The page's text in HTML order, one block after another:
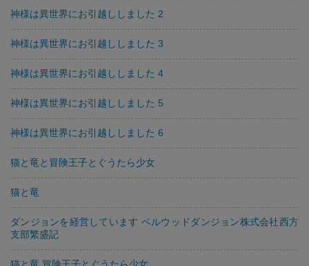
神様は異世界にお引越ししました 2
神様は異世界にお引越ししました 3
神様は異世界にお引越ししました 4
神様は異世界にお引越ししました 5
神様は異世界にお引越ししました 6
猫と竜と冒険王子とぐうたら少女
猫と竜
ダンジョンを経営しています ベルウッドダンジョン株式会社西方
支部繁盛記